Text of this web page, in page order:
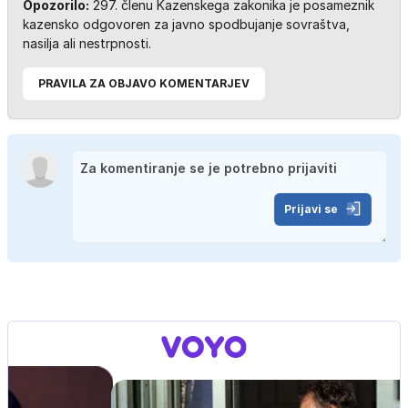
Opozorilo: 297. členu Kazenskega zakonika je posameznik
kazensko odgovoren za javno spodbujanje sovraštva,
nasilja ali nestrpnosti.
PRAVILA ZA OBJAVO KOMENTARJEV
Prijavi se